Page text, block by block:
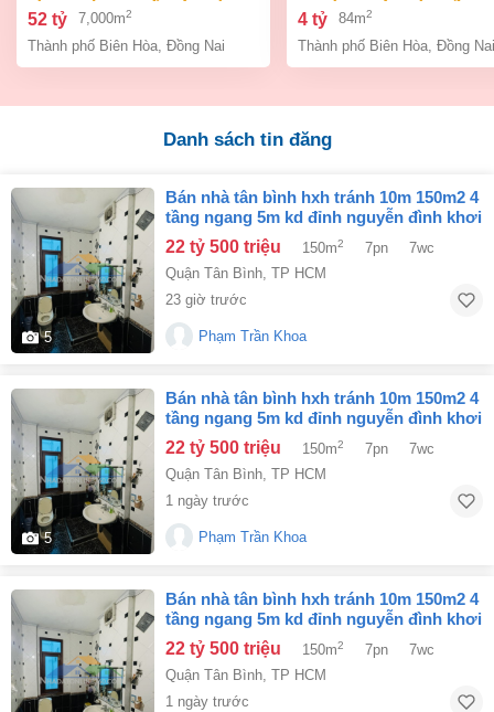
bình, thành phố biên hòa,
đồng nai giá 52 tỷ
52 tỷ 7,000m2
Thành phố Biên Hòa Đồng Nai
an bình biên hòa đồng
giá chỉ 4 tỷ
4 tỷ 84m2
Thành phố Biên Hòa Đồng Nai
Danh sách tin đăng
5
bán nhà tân bình hxh tránh 10m 150m2 4
tầng ngang 5m kd đỉnh nguyễn đình khơi
22.5 tỷ.
22 tỷ 500 triệu 150m2 7pn
7wc
Quận Tân Bình, TP HCM
23 giờ trước
Phạm Trần Khoa
5
bán nhà tân bình hxh tránh 10m 150m2 4
tầng ngang 5m kd đỉnh nguyễn đình khơi
22.5 tỷ.
22 tỷ 500 triệu 150m2 7pn
7wc
Quận Tân Bình, TP HCM
1 ngày trước
Phạm Trần Khoa
bán nhà tân bình hxh tránh 10m 150m2 4
tầng ngang 5m kd đỉnh nguyễn đình khơi
22.5 tỷ.
22 tỷ 500 triệu 150m2 7pn
7wc
Quận Tân Bình, TP HCM
1 ngày trước